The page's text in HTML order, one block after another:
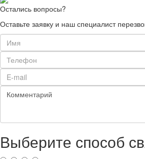
Остались вопросы?
Оставьте заявку и наш специалист
Выберите способ